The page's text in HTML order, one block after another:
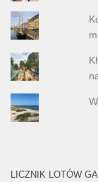
LICZNIK LOTÓW